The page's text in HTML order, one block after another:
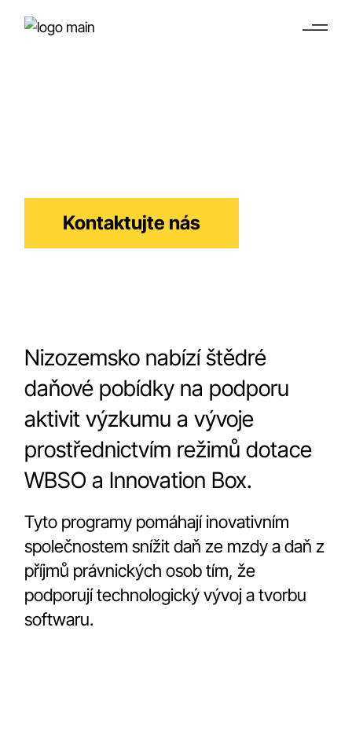
Kontaktujte nás
Nizozemsko nabízí štědré
daňové pobídky na podporu
aktivit výzkumu a vývoje
prostřednictvím režimů dotace
WBSO a Innovation Box.
Tyto programy pomáhají inovativním
společnostem snížit daň ze mzdy a daň z
příjmů právnických osob tím, že
podporují technologický vývoj a tvorbu
softwaru.